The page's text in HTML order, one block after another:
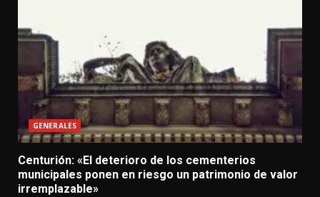
GENERALES
Centurión: «El deterioro de los cementerios
municipales ponen en riesgo un patrimonio de valor
irremplazable»